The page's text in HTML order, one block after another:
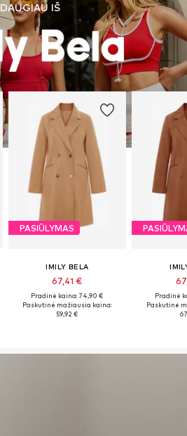
DAUGIAU IŠ
PASIŪLYMAS
IMILY BELA
67,41 €
Pradinė kaina: 74,90 €
Paskutinė mažiausia kaina:
59,92 €
Pradinė
Paskutinė